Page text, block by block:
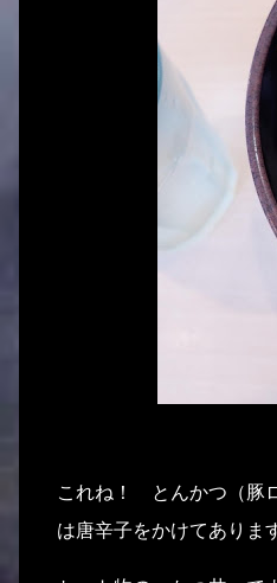
これね！ とんかつ（豚
は唐辛子をかけてありま